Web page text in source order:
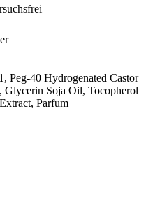
Peg-40 Hydrogenated Castor
Glycerin Soja Oil, Tocopherol
Parfum